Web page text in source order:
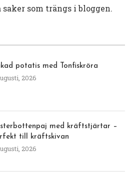
som trängs i bloggen.
potatis med Tonfiskröra
2026
med kräftstjärtar –
till kräftskivan
2026